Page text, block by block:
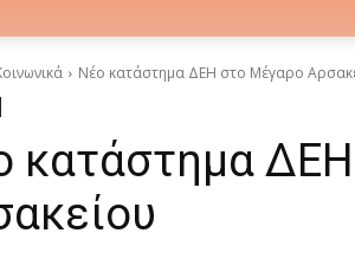
Νέο κατάστημα ΔΕΗ στο Μέγαρο
κατάστημα